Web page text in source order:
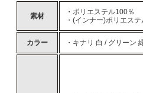
素材
・ポリエステル100％
・(インナー)ポリエス
カラー ・キナリ 白 / グリーン